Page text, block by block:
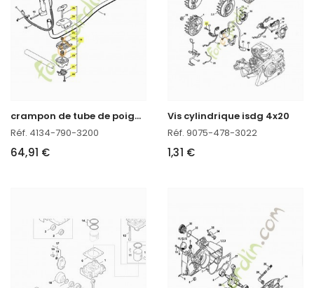
c
rampon de tube de poignee
Réf. 4134-790-3200
64,91 €
Vis cylindrique isdg 4x20
Réf. 9075-478-3022
1,31 €